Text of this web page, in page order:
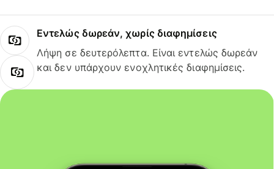
Εντελώς δωρεάν, χωρίς διαφημίσεις
Λήψη σε δευτερόλεπτα. Είναι εντελώς δωρεάν
και δεν υπάρχουν ενοχλητικές διαφημίσεις.